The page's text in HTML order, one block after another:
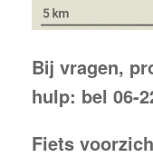
Bij vragen,
hulp: bel 06-
Fiets